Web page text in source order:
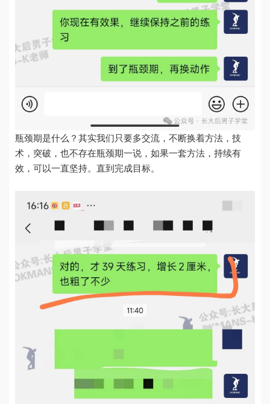
瓶颈期是什么？其实我们只要多交流，不断换着方法，技
术，突破，也不存在瓶颈期一说，如果一套方法，持续有
效，可以一直坚持。直到完成目标。